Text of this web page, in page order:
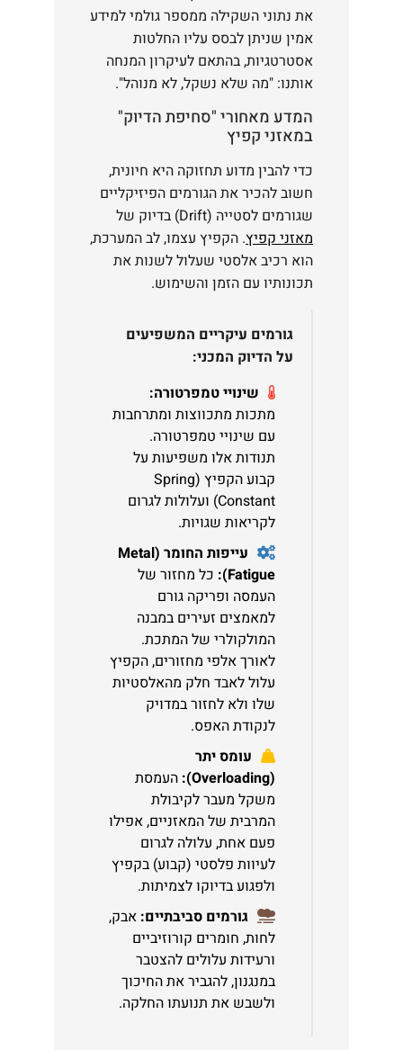
את נתוני השקילה ממספר גולמי למידע
אמין שניתן לבסס עליו החלטות
אסטרטגיות, בהתאם לעיקרון המנחה
אותנו: "מה שלא נשקל, לא מנוהל".
המדע מאחורי "סחיפת הדיוק"
במאזני קפיץ
כדי להבין מדוע תחזוקה היא חיונית,
חשוב להכיר את הגורמים הפיזיקליים
שגורמים לסטייה (Drift) בדיוק של
מאזני קפיץ. הקפיץ עצמו, לב המערכת,
הוא רכיב אלסטי שעלול לשנות את
תכונותיו עם הזמן והשימוש.
גורמים עיקריים המשפיעים
על הדיוק המכני:
שינויי טמפרטורה:
מתכות מתכווצות ומתרחבות
עם שינויי טמפרטורה.
תנודות אלו משפיעות על
קבוע הקפיץ (Spring
Constant) ועלולות לגרום
לקריאות שגויות.
עייפות החומר (Metal
Fatigue):
כל מחזור של
העמסה ופריקה גורם
למאמצים זעירים במבנה
המולקולרי של המתכת.
לאורך אלפי מחזורים, הקפיץ
עלול לאבד חלק מהאלסטיות
שלו ולא לחזור במדויק
לנקודת האפס.
עומס יתר
(Overloading):
העמסת
משקל מעבר לקיבולת
המרבית של המאזניים, אפילו
פעם אחת, עלולה לגרום
לעיוות פלסטי (קבוע) בקפיץ
ולפגוע בדיוקו לצמיתות.
גורמים סביבתיים: אבק,
לחות, חומרים קורוזיביים
ורעידות עלולים להצטבר
במנגנון, להגביר את החיכוך
ולשבש את תנועתו החלקה.